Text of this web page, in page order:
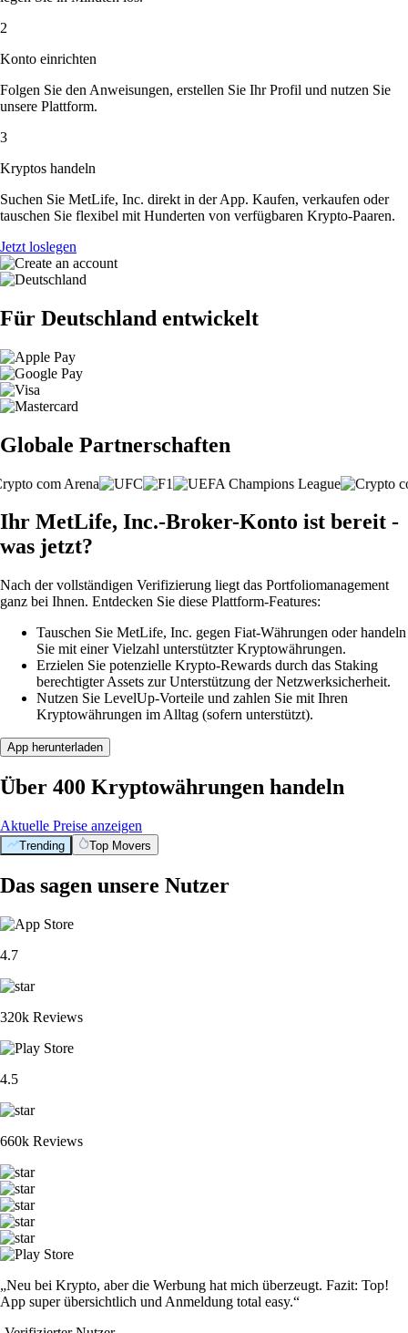
2
Konto einrichten
Folgen Sie den Anweisungen, erstellen Sie Ihr Profil und nutzen Sie
unsere Plattform.
3
Kryptos handeln
Suchen Sie MetLife, Inc. direkt in der App. Kaufen, verkaufen oder
tauschen Sie flexibel mit Hunderten von verfügbaren Krypto-Paaren.
Jetzt loslegen
Für Deutschland entwickelt
Globale Partnerschaften
Ihr MetLife, Inc.-Broker-Konto ist bereit -
was jetzt?
Nach der vollständigen Verifizierung liegt das Portfoliomanagement
ganz bei Ihnen. Entdecken Sie diese Plattform-Features:
Tauschen Sie MetLife, Inc. gegen Fiat-Währungen oder handeln
Sie mit einer Vielzahl unterstützter Kryptowährungen.
Erzielen Sie potenzielle Krypto-Rewards durch das Staking
berechtigter Assets zur Unterstützung der Netzwerksicherheit.
Nutzen Sie LevelUp-Vorteile und zahlen Sie mit Ihren
Kryptowährungen im Alltag (sofern unterstützt).
App herunterladen
Über 400 Kryptowährungen handeln
Aktuelle Preise anzeigen
Trending Top Movers
Das sagen unsere Nutzer
4.7
320k Reviews
4.5
660k Reviews
„Neu bei Krypto, aber die Werbung hat mich überzeugt. Fazit: Top!
App super übersichtlich und Anmeldung total easy.“